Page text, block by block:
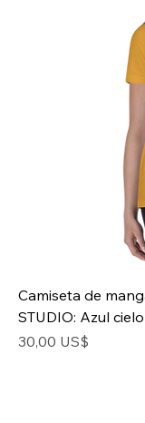
Camiseta de
STUDIO: Azul
Precio
30,00 US$